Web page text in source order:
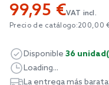
images
gallery
99,95 €VAT incl.
Precio de catálogo:200,00
Disponible 36
Loading...
La entrega más barata: